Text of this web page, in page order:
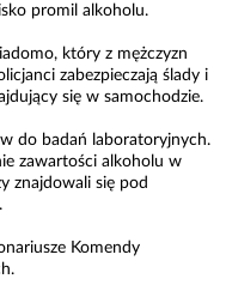
promil alkoholu.
który z mężczyzn
zabezpieczają ślady i
się w samochodzie.
do badań laboratoryjnych.
zawartości alkoholu w
znajdowali się pod
Komendy